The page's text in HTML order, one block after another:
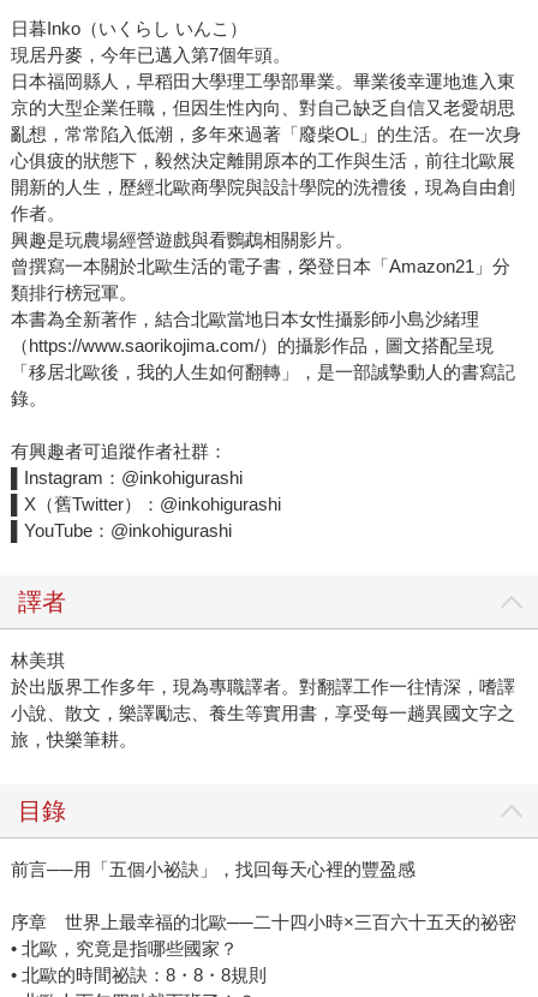
日暮Inko（いくらし いんこ）
現居丹麥，今年已邁入第7個年頭。
日本福岡縣人，早稻田大學理工學部畢業。畢業後幸運地進入東
京的大型企業任職，但因生性內向、對自己缺乏自信又老愛胡思
亂想，常常陷入低潮，多年來過著「廢柴OL」的生活。在一次身
心俱疲的狀態下，毅然決定離開原本的工作與生活，前往北歐展
開新的人生，歷經北歐商學院與設計學院的洗禮後，現為自由創
作者。
興趣是玩農場經營遊戲與看鸚鵡相關影片。
曾撰寫一本關於北歐生活的電子書，榮登日本「Amazon21」分
類排行榜冠軍。
本書為全新著作，結合北歐當地日本女性攝影師小島沙緒理
（https://www.saorikojima.com/）的攝影作品，圖文搭配呈現
「移居北歐後，我的人生如何翻轉」，是一部誠摯動人的書寫記
錄。
有興趣者可追蹤作者社群：
▌Instagram：@inkohigurashi
▌X（舊Twitter）：@inkohigurashi
▌YouTube：@inkohigurashi
譯者
林美琪
於出版界工作多年，現為專職譯者。對翻譯工作一往情深，嗜譯
小說、散文，樂譯勵志、養生等實用書，享受每一趟異國文字之
旅，快樂筆耕。
目錄
前言──用「五個小祕訣」，找回每天心裡的豐盈感
序章 世界上最幸福的北歐──二十四小時×三百六十五天的祕密
• 北歐，究竟是指哪些國家？
• 北歐的時間祕訣：8・8・8規則